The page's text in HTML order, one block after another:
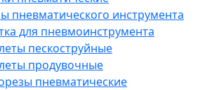
пневматического инструмента
для пневмоинструмента
пескоструйные
продувочные
пневматические